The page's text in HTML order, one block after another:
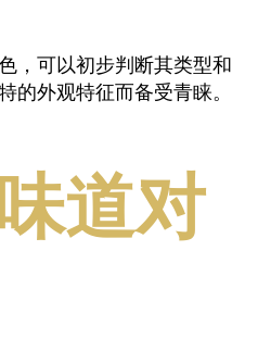
，可以初步判断其类型和
的外观特征而备受青睐。
道对